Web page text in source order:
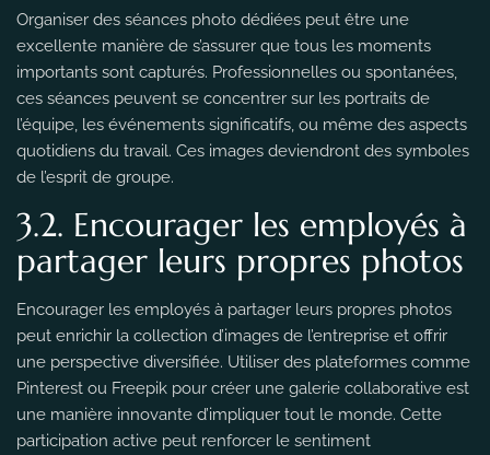
Organiser des séances photo dédiées peut être une
excellente manière de s’assurer que tous les moments
importants sont capturés. Professionnelles ou spontanées,
ces séances peuvent se concentrer sur les portraits de
l’équipe, les événements significatifs, ou même des aspects
quotidiens du travail. Ces images deviendront des symboles
de l’esprit de groupe.
3.2. Encourager les employés à
partager leurs propres photos
Encourager les employés à partager leurs propres photos
peut enrichir la collection d’images de l’entreprise et offrir
une perspective diversifiée. Utiliser des plateformes comme
Pinterest ou Freepik pour créer une galerie collaborative est
une manière innovante d’impliquer tout le monde. Cette
participation active peut renforcer le sentiment